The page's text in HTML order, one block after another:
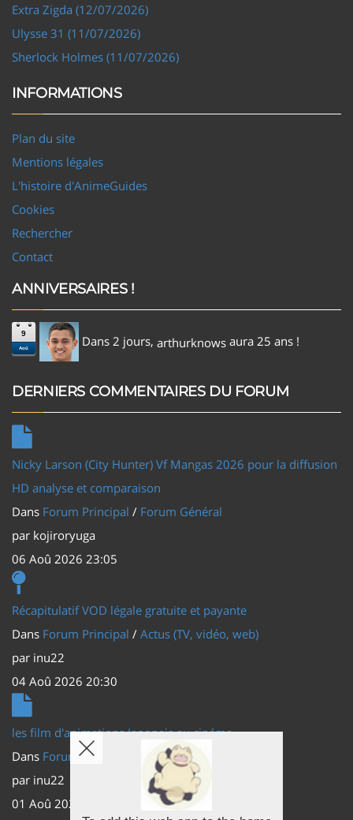
Extra Zigda (12/07/2026)
Ulysse 31 (11/07/2026)
Sherlock Holmes (11/07/2026)
INFORMATIONS
Plan du site
Mentions légales
L'histoire d'AnimeGuides
Cookies
Rechercher
Contact
ANNIVERSAIRES !
9
Aoû Dans 2 jours, arthurknows aura 25 ans !
DERNIERS COMMENTAIRES DU FORUM
Nicky Larson (City Hunter) Vf Mangas 2026 pour la diffusion
HD analyse et comparaison
Dans Forum Principal / Forum Général
par kojiroryuga
06 Aoû 2026 23:05
Récapitulatif VOD légale gratuite et payante
Dans Forum Principal / Actus (TV, vidéo, web)
par inu22
04 Aoû 2026 20:30
les film d'animations Japonais au cinéma
Dans Forum Principal
Actus (TV, vidéo, web)
par inu22
01 Aoû 2026 20:56